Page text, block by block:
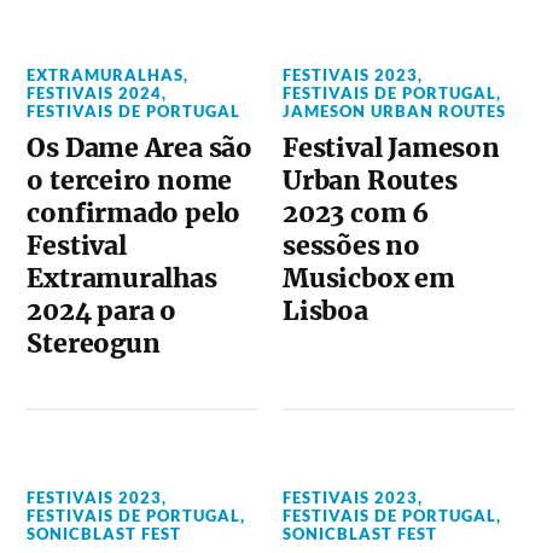
EXTRAMURALHAS,
FESTIVAIS 2024,
FESTIVAIS DE PORTUGAL
Os Dame Area são
o terceiro nome
confirmado pelo
Festival
Extramuralhas
2024 para o
Stereogun
FESTIVAIS 2023,
FESTIVAIS DE PORTUGAL,
JAMESON URBAN ROUTES
Festival Jameson
Urban Routes
2023 com 6
sessões no
Musicbox em
Lisboa
FESTIVAIS 2023,
FESTIVAIS DE PORTUGAL,
SONICBLAST FEST
FESTIVAIS 2023,
FESTIVAIS DE PORTUGAL,
SONICBLAST FEST